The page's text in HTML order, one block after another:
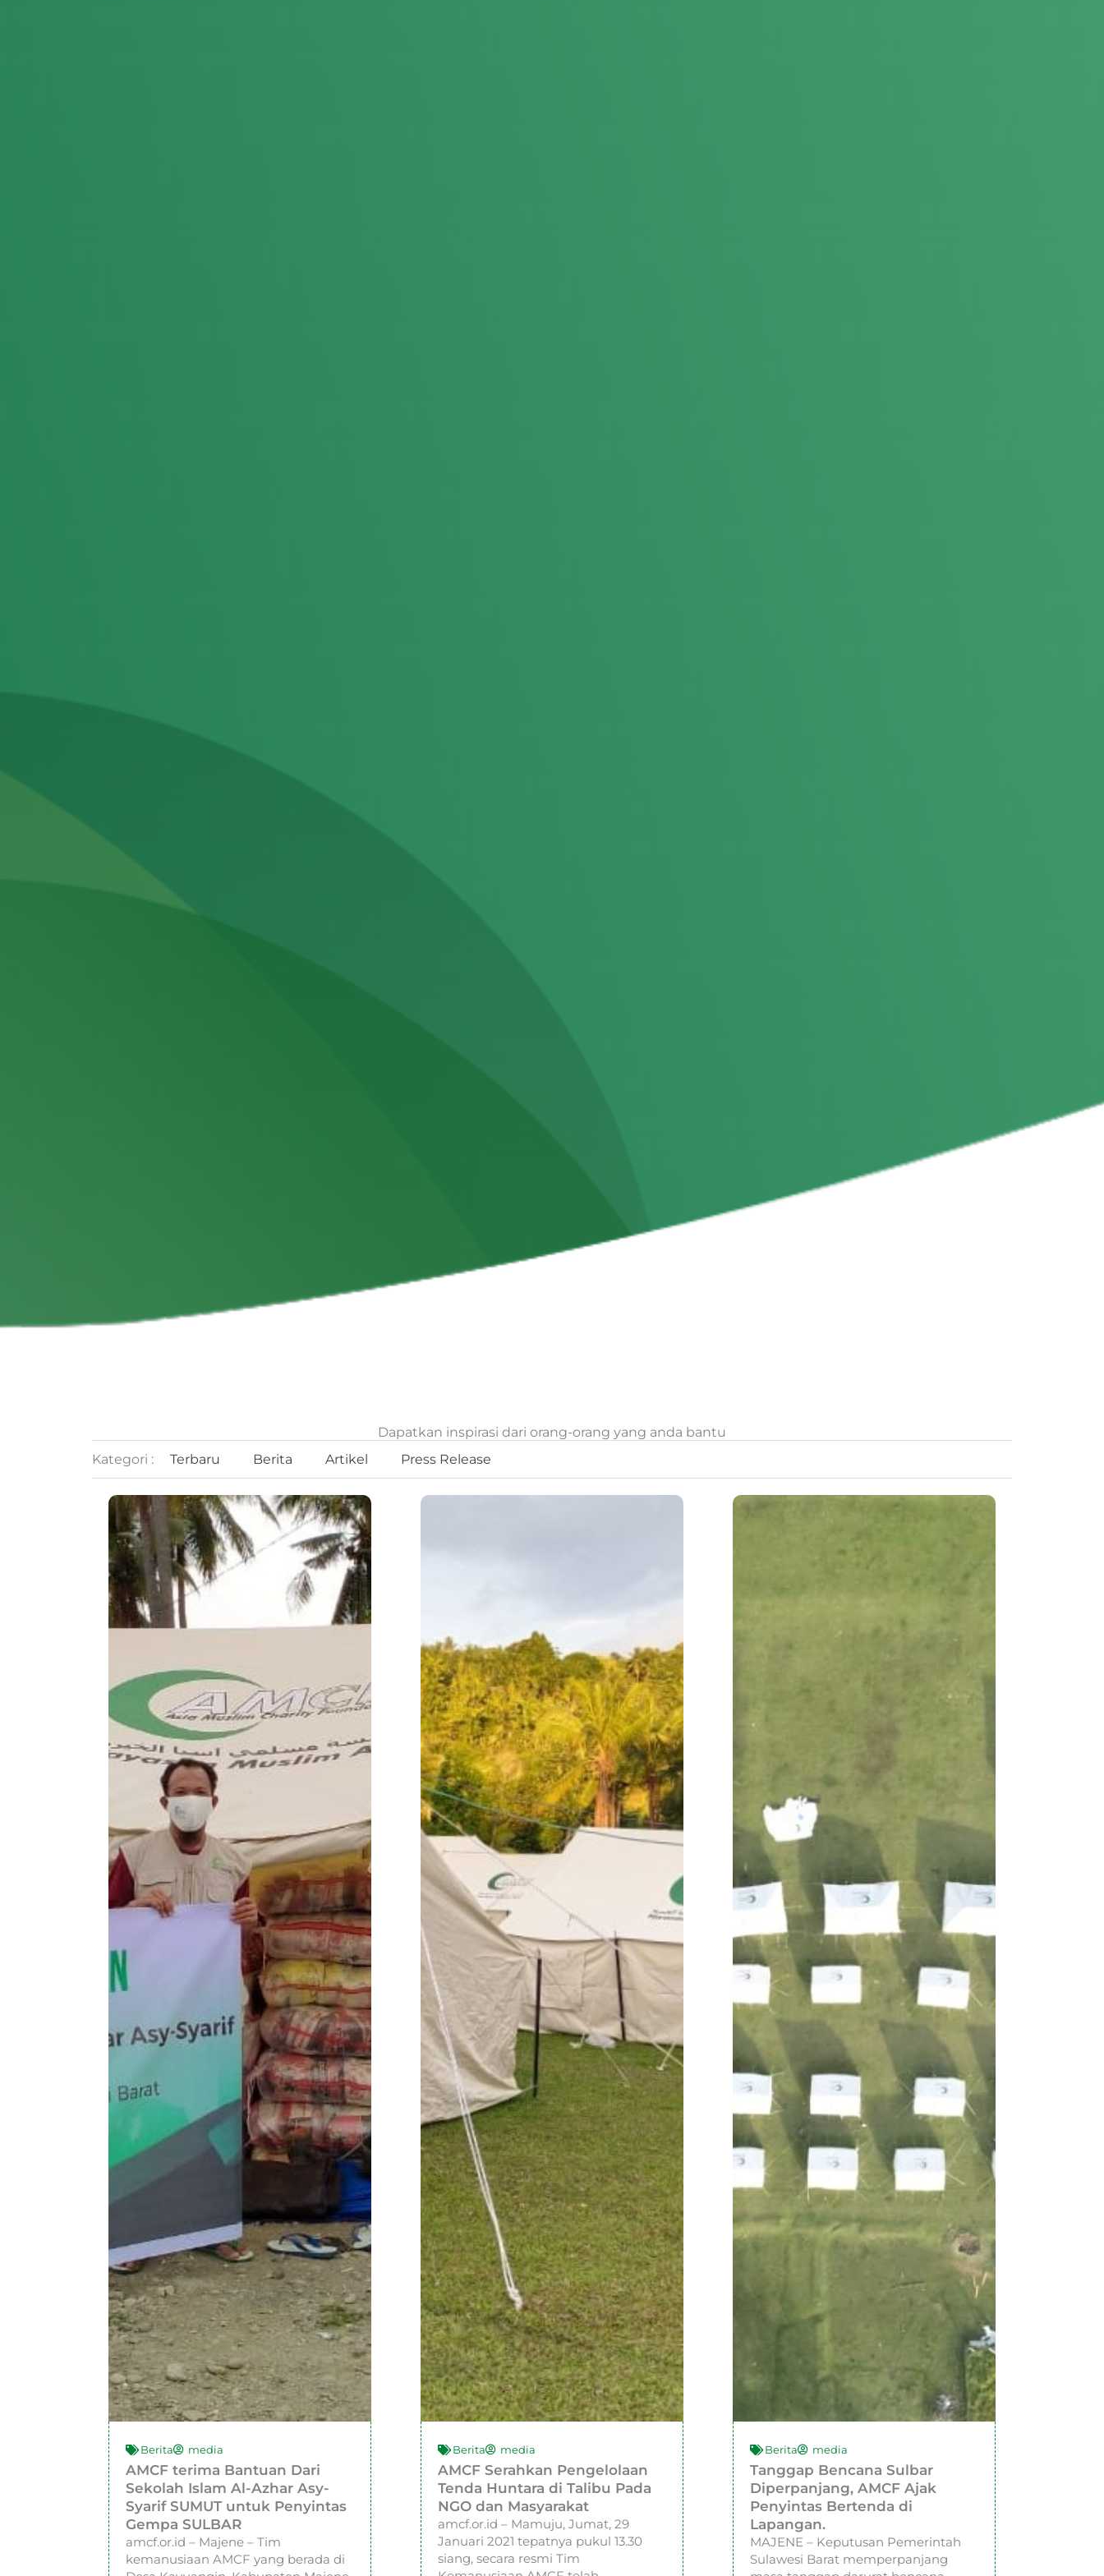
Dapatkan inspirasi dari orang-orang yang anda bantu
Kategori :
Terbaru Berita Artikel Press Release
Berita media
AMCF terima Bantuan Dari
Sekolah Islam Al-Azhar Asy-
Syarif SUMUT untuk Penyintas
Gempa SULBAR
amcf.or.id – Majene – Tim
kemanusiaan AMCF yang berada di
Berita media
AMCF Serahkan Pengelolaan
Tenda Huntara di Talibu Pada
NGO dan Masyarakat
amcf.or.id – Mamuju, Jumat, 29
Januari 2021 tepatnya pukul 13.30
siang, secara resmi Tim
Berita media
Tanggap Bencana Sulbar
Diperpanjang, AMCF Ajak
Penyintas Bertenda di
Lapangan.
MAJENE – Keputusan Pemerintah
Sulawesi Barat memperpanjang
PagePage